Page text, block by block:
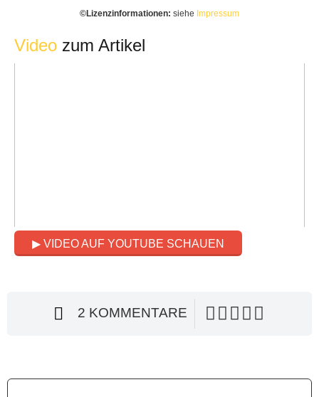
©️Lizenzinformationen: siehe Impressum
Video zum Artikel
▶ VIDEO AUF YOUTUBE SCHAUEN
2 KOMMENTARE